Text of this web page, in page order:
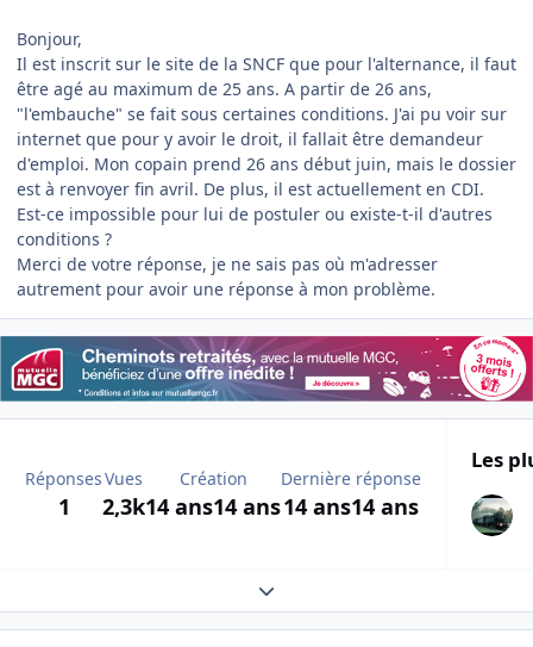
Bonjour,
Il est inscrit sur le site de la SNCF que pour l'alternance, il faut
être agé au maximum de 25 ans. A partir de 26 ans,
"l'embauche" se fait sous certaines conditions. J'ai pu voir sur
internet que pour y avoir le droit, il fallait être demandeur
d'emploi. Mon copain prend 26 ans début juin, mais le dossier
est à renvoyer fin avril. De plus, il est actuellement en CDI.
Est-ce impossible pour lui de postuler ou existe-t-il d'autres
conditions ?
Merci de votre réponse, je ne sais pas où m'adresser
autrement pour avoir une réponse à mon problème.
Réponses
1
Vues
2,3k
Création
14 ans14 ans
Dernière réponse
14 ans14 ans
Les
Expand topic overview